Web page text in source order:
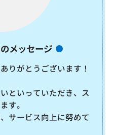
メッセージ
りがとうございます！
といっていただき、ス
す。
サービス向上に努めて